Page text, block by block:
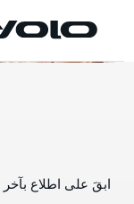
ابقَ على اطلاع